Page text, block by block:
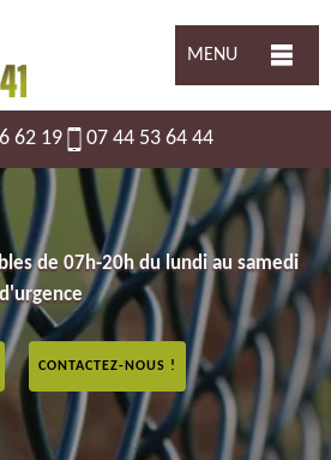
MENU
62 19 07 44 53 64 44
de 07h-20h du lundi au samedi
CONTACTEZ-NOUS !